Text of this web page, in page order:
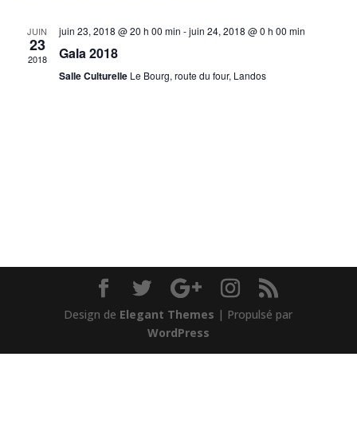
vues
JUIN
23
2018
juin 23, 2018 @ 20 h 00 min -juin 24, 2018 @ 0 h 00 min
Gala 2018
Salle Culturelle Le Bourg, route du four, Landos
Design de Elegant Themes | Propulsé par
WordPress